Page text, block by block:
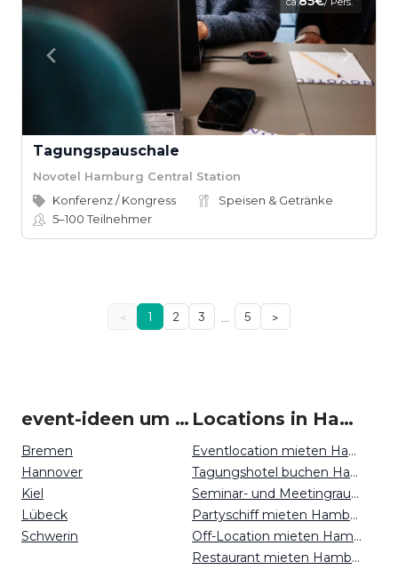
Tagungspauschale
Novotel Hamburg Central Station
Konferenz / Kongress
Speisen & Getränke
5–100Teilnehmer
< 1 2 3 … 5 >
event-ideen um Hamburg
Bremen
Hannover
Kiel
Lübeck
Schwerin
Locations in Hamburg mieten
Eventlocation mieten Hamburg
Tagungshotel buchen Hamburg
Seminar- und Meetingraum mieten Hamburg
Partyschiff mieten Hamburg
Off-Location mieten Hamburg
Restaurant mieten Hamburg